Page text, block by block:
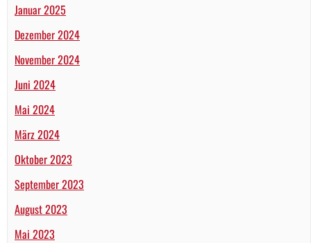
Januar 2025
Dezember 2024
November 2024
Juni 2024
Mai 2024
März 2024
Oktober 2023
September 2023
August 2023
Mai 2023